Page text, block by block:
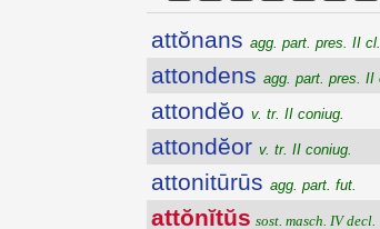
attŏnans agg. part. pres. II cl.
attondens agg. part. pres. II
attondĕo v. tr. II coniug.
attondĕor v. tr. II coniug.
attonitūrūs agg. part. fut.
attŏnĭtŭs sost. masch. IV decl.